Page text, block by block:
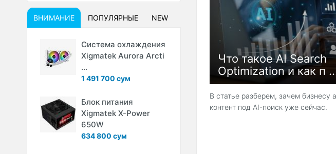
Что такое AI Search
Optimization и как п
В статье разберем, зачем бизнесу
контент под AI-поиск уже сейчас.
ВНИМАНИЕ ПОПУЛЯРНЫЕ NEW
Система охлаждения
Xigmatek Aurora Arcti
...
1 491 700 сум
Блок питания
Xigmatek X-Power
650W
634 800 сум